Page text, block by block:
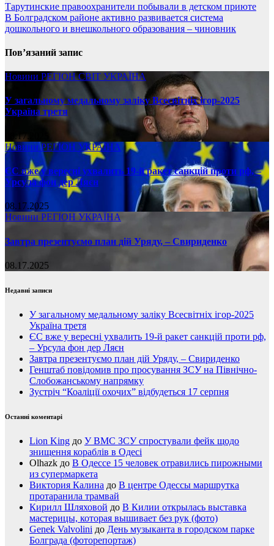
Тарутинские правоохранители побывали в детском приюте
В Болградском районе активно развивается система
дошкольного и внешкольного образования – чиновник
Пов’язаний запис
Новини РЕГІОНСВІТ УКРАЇНА
У загальному медальному заліку Всесвітніх ігор-2025
Україна третя
08.17.2025
НовиниРЕГІОН УКРАЇНА
ЄС вже у вересні ухвалить 19-й ракет санкцій проти рф, –
Урсула фон дер Ляєн
08.17.2025
Новини РЕГІОН УКРАЇНА
Завтра презентуємо план дій Уряду, – Свириденко
08.17.2025
Недавні записи
У загальному медальному заліку Всесвітніх ігор-2025
Україна третя
ЄС вже у вересні ухвалить 19-й ракет санкцій проти рф,
– Урсула фон дер Ляєн
Завтра презентуємо план дій Уряду, – Свириденко
Генштаб повідомив про просування ЗСУ на Північно-
Слобожанському напрямку
Зустріч “Коаліції охочих” відбудеться 17 серпня
Останні коментарі
Lion King до У ВМС ЗСУ спростували фейк щодо
знищення кораблів в Одесі
Olhazk до В Одессе 15 человек отравились пирожными
из супермаркета
Виктория Калина до В центре Одессы маршрутка
протаранила трамвай
Кирилл Шляховой до В Килии открылась выставка
мастерицы, которая вышивает без рук (фото)
Genek Valvolini до День музыканта в городском парке
Болграда (фоторепортаж)